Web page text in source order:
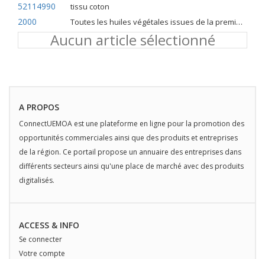
52114990 tissu coton
2000 Toutes les huiles végétales issues de la première pression à froid
Aucun article sélectionné
A PROPOS
ConnectUEMOA est une plateforme en ligne pour la promotion des
opportunités commerciales ainsi que des produits et entreprises
de la région. Ce portail propose un annuaire des entreprises dans
différents secteurs ainsi qu'une place de marché avec des produits
digitalisés.
ACCESS & INFO
Se connecter
Votre compte